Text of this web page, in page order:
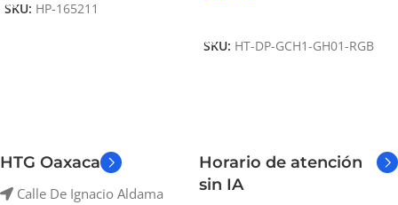
SKU: HP-165211
SKU: HT-DP-GCH1-GH01-RGB
HTG Oaxaca
Calle De Ignacio Aldama
Horario de atención
sin IA